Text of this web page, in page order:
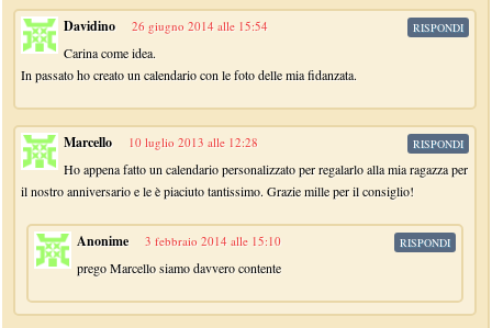
Davidino 26 giugno 2014 alle 15:54
Carina come idea.
In passato ho creato un calendario con le foto delle mia fidanzata.
RISPONDI
Marcello 10 luglio 2013 alle 12:28
Ho appena fatto un calendario personalizzato per regalarlo alla mia ragazza per
il nostro anniversario e le è piaciuto tantissimo. Grazie mille per il consiglio!
RISPONDI
Anonime 3 febbraio 2014 alle 15:10
prego Marcello siamo davvero contente
RISPONDI